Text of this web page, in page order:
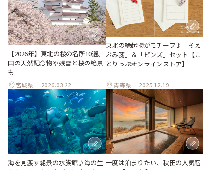
【2026年】東北の桜の名所10選。
国の天然記念物や残雪と桜の絶景
も
宮城県 2026.03.22
東北の縁起物がモチーフ♪「そえ
ぶみ箋」＆「ピンズ」セット【こ
とりっぷオンラインストア】
青森県 2025.12.19
海を見渡す絶景の水族館♪海の生 一度は泊まりたい、秋田の人気宿